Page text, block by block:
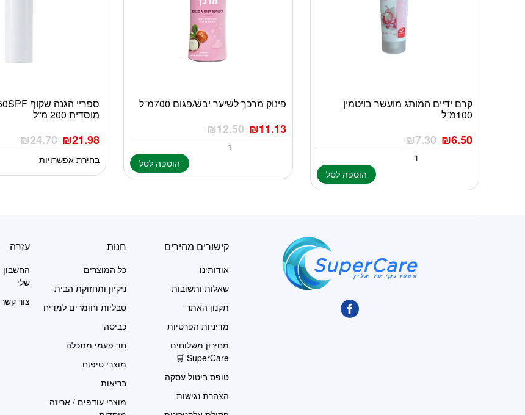
קרם ידיים המותג מועשר בויטמין
100מ”ל
₪7.30 ₪6.50
הוספה לסל
פינוק מרכך לשיער יבש/פגום 700מ”ל
₪12.50 ₪11.13
הוספה לסל
מוסדית 200 מ”ל
₪24.70 ₪21.98
למוצר
זה
מספר
סוגים.
ניתן
בעמוד
בחירת אפשרויות
קישורים מהירים
אודותינו
שאלות ותשובות
תקנון האתר
מדיניות הפרטיות
מחירון משלוחים
SuperCare 🛒
טופס ביטול עסקה
הצהרת נגישות
חנות
כל המוצרים
ניקיון ותחזוקת הבית
טבליות וחומרים למדיח
כביסה
חד פעמי מתכלה
מוצרי טיפוח
בריאות
מוצרי עודפים / אריזה
עזרה
החשבון
שלי
צור קשר